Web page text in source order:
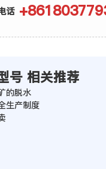
号 相关推荐
的脱水
生产制度